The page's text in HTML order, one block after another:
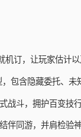
机订，让玩家估计
包含隐藏委托、
战斗，拥护百变技
伴同游，并肩检验